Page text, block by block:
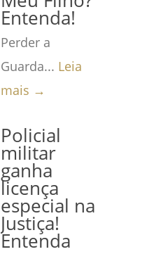
Entenda!
Perder a
Guarda... Leia
mais →
Policial
militar
ganha
licença
especial na
Justiça!
Entenda